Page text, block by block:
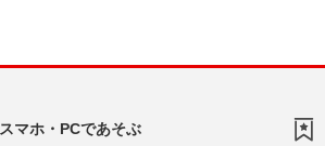
スマホ・PCであそぶ